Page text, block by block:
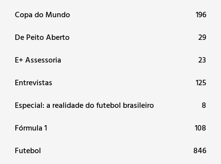
Copa do Mundo
196
De Peito Aberto
29
E+ Assessoria
23
Entrevistas
125
Especial: a realidade do futebol brasileiro
8
Fórmula 1
108
Futebol
846